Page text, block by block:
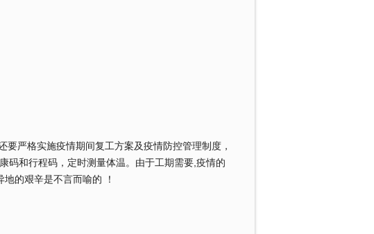
严格实施疫情期间复工方案及疫情防控管理制度，
码和行程码，定时测量体温。由于工期需要,疫情的
的艰辛是不言而喻的 ！